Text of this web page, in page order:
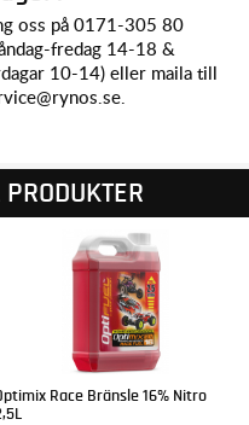
oss på 0171-305 80
fredag 14-18 &
10-14) eller maila till
Race Bränsle 16% Nitro